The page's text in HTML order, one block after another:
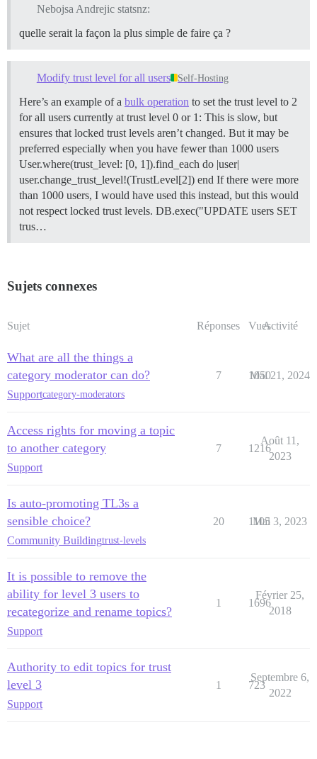
Nebojsa Andrejic statsnz:
quelle serait la façon la plus simple de faire ça ?
Modify trust level for all users Self-Hosting
Here’s an example of a bulk operation to set the trust level to 2
for all users currently at trust level 0 or 1: This is slow, but
ensures that locked trust levels aren’t changed. But it may be
preferred especially when you have fewer than 1000 users
User.where(trust_level: [0, 1]).find_each do |user|
user.change_trust_level!(TrustLevel[2]) end If there were more
than 1000 users, I would have used this instead, but this would
not respect locked trust levels. DB.exec("UPDATE users SET
trus…
Sujets connexes
Sujet Réponses VuesActivité
What are all the things a
category moderator can do?
Supportcategory-moderators
7 1050
Mai 21, 2024
Access rights for moving a topic
to another category
Support
7 1216
Août 11,
2023
Is auto-promoting TL3s a
sensible choice?
Community Buildingtrust-levels
20 1105
Mai 3, 2023
It is possible to remove the
ability for level 3 users to
recategorize and rename topics?
Support
1 1696
Février 25,
2018
Authority to edit topics for trust
level 3
Support
1 723
Septembre 6,
2022